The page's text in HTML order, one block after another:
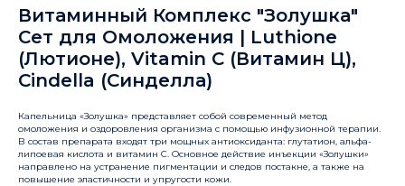
Витаминный Комплекс "Золушка"
Сет для Омоложения | Luthione
(Лютионе), Vitamin C (Витамин Ц),
Cindella (Синделла)
Капельница «Золушка» представляет собой современный метод
омоложения и оздоровления организма с помощью инфузионной терапии.
В состав препарата входят три мощных антиоксиданта: глутатион, альфа-
липоевая кислота и витамин C. Основное действие инъекции «Золушки»
направлено на устранение пигментации и следов постакне, а также на
повышение эластичности и упругости кожи.